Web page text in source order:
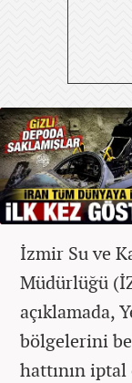
İzmir Su ve
Müdürlüğü
açıklamada,
bölgelerini
hattının